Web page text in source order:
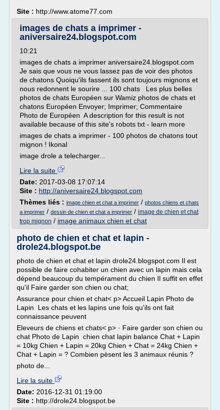
Site : http://www.atome77.com
images de chats a imprimer -
aniversaire24.blogspot.com
10:21
images de chats a imprimer aniversaire24.blogspot.com
Je sais que vous ne vous lassez pas de voir des photos
de chatons Quoiqu'ils fassent ils sont toujours mignons et
nous redonnent le sourire ... 100 chats Les plus belles
photos de chats Européen sur Wamiz photos de chats et
chatons Européen Envoyer; Imprimer; Commentaire
Photo de Européen A description for this result is not
available because of this site's robots txt - learn more
images de chats a imprimer - 100 photos de chatons tout
mignon ! Ikonal
image drole a telecharger...
Lire la suite
Date: 2017-03-08 17:07:14
Site : http://aniversaire24.blogspot.com
Thèmes liés : image chien et chat a imprimer / photos chiens et chats
a imprimer / dessin de chien et chat a imprimer / image de chien et chat
trop mignon / image animaux chien et chat
photo de chien et chat et lapin -
drole24.blogspot.be
photo de chien et chat et lapin drole24.blogspot.com Il est
possible de faire cohabiter un chien avec un lapin mais cela
dépend beaucoup du tempérament du chien Il suffit en effet
qu'il Faire garder son chien ou chat;
Assurance pour chien et chat< p> Accueil Lapin Photo de
Lapin Les chats et les lapins une fois qu'ils ont fait
connaissance peuvent
Eleveurs de chiens et chats< p> · Faire garder son chien ou
chat Photo de Lapin chien chat lapin balance Chat + Lapin
= 10kg Chien + Lapin = 20kg Chien + Chat = 24kg Chien +
Chat + Lapin = ? Combien pèsent les 3 animaux réunis ?
photo de...
Lire la suite
Date: 2016-12-31 01:19:00
Site : http://drole24.blogspot.be